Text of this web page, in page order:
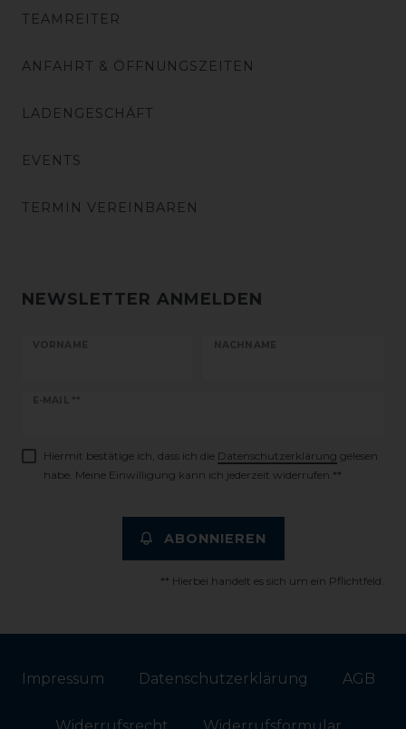
TEAMREITER
ANFAHRT & ÖFFNUNGSZEITEN
LADENGESCHÄFT
EVENTS
TERMIN VEREINBAREN
NEWSLETTER ANMELDEN
VORNAME NACHNAME
E-MAIL **
Newsletter
Hiermit bestätige ich, dass ich die Daten­schutz­erklärung gelesen
habe. Meine Einwilligung kann ich jederzeit widerrufen.**
ABONNIEREN
** Hierbei handelt es sich um ein Pflichtfeld.
Impressum Daten­schutz­erklärung AGB